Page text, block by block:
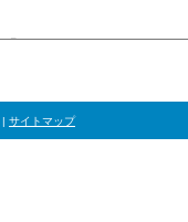
| サイトマップ